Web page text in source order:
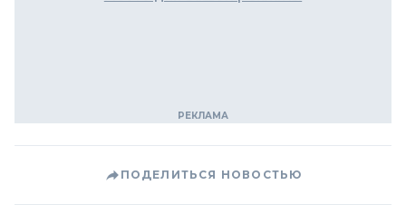
ПОДЕЛИТЬСЯ НОВОСТЬЮ